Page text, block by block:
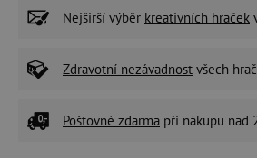
Nejširší výběr kreativních hraček
Zdravotní nezávadnost všech
Poštovné zdarma při nákupu nad